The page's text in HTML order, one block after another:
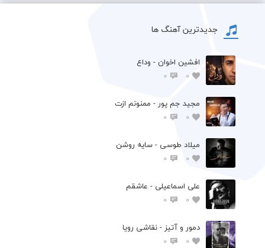
جدیدترین آهنگ ها
افشين اخوان - وداع
0
0
مجید جم پور - ممنونم ازت
0
0
میلاد طوسی - سایه روشن
0
0
علی اسماعیلی - عاشقم
0
0
دمور و آتیز - نقاشی رویا
0
0